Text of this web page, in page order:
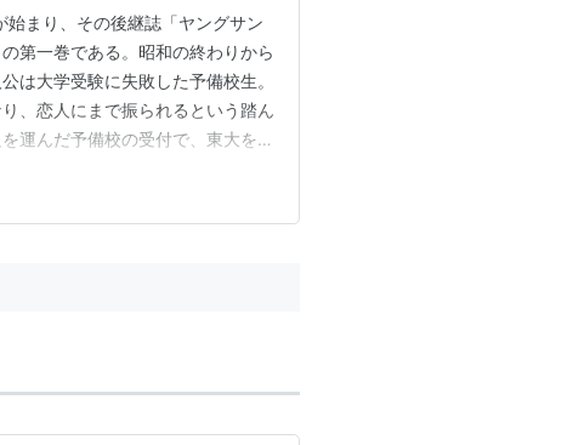
まり、その後継誌「ヤングサン
第一巻である。昭和の終わりから
は大学受験に失敗した予備校生。
、恋人にまで振られるという踏ん
運んだ予備校の受付で、東大を目
、いかにも青年誌らしい甘酸っぱ
わゆ…